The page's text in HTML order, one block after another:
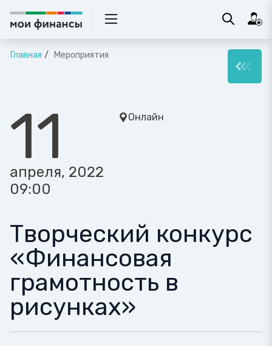
Главная Мероприятия
11
апреля, 2022
09:00
Онлайн
Творческий конкурс
«Финансовая
грамотность в
рисунках»